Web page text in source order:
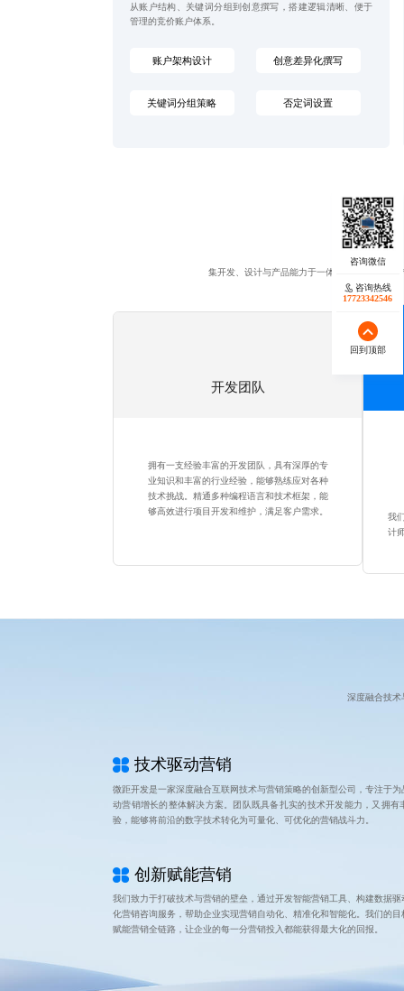
从账户结构、关键词分组到创意撰写，搭建逻辑清晰、便于
管理的竞价账户体系。
账户架构设计 创意差异化撰写
关键词分组策略 否定词设置
集开发、设计与产品能力于一体，坚持"专业人
开发团队
拥有一支经验丰富的开发团队，具有深厚的专
业知识和丰富的行业经验，能够熟练应对各种
技术挑战。精通多种编程语言和技术框架，能
够高效进行项目开发和维护，满足客户需求。
我
计
深度融合技术
技术驱动营销
微距开发是一家深度融合互联网技术与营销策略的创新型公司，专注于
动营销增长的整体解决方案。团队既具备扎实的技术开发能力，又拥有
验，能够将前沿的数字技术转化为可量化、可优化的营销战斗力。
创新赋能营销
我们致力于打破技术与营销的壁垒，通过开发智能营销工具、构建数据
化营销咨询服务，帮助企业实现营销自动化、精准化和智能化。我们的
赋能营销全链路，让企业的每一分营销投入都能获得最大化的回报。
咨询热线
17723342546
回到顶部